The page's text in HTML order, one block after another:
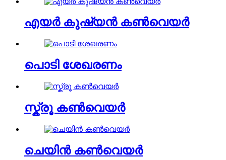
എയർ കുഷ്യൻ കൺവെയർ
പൊടി ശേഖരണം
സ്ക്രൂ കൺവെയർ
ചെയിൻ കൺവെയർ